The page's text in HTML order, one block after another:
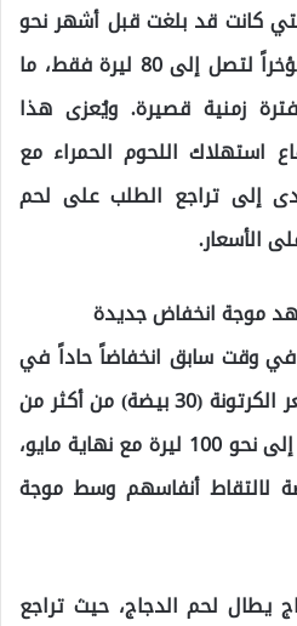
كانت قد بلغت قبل أشهر نحو
140 ليرة تركية، انخفضت مؤخراً لتصل إلى 80 ليرة فقط، ما
زمنية قصيرة. ويُعزى هذا
استهلاك اللحوم الحمراء مع
إلى تراجع الطلب على لحم
الأسعار.
موجة انخفاض جديدة
وقت سابق انخفاضاً حاداً في
أسعار البيض، إذ انخفض سعر الكرتونة (30 بيضة) من أكثر من
200 ليرة خلال شهر رمضان إلى نحو 100 ليرة مع نهاية مايو،
لالتقاط أنفاسهم وسط موجة
يطال لحم الدجاج، حيث تراجع